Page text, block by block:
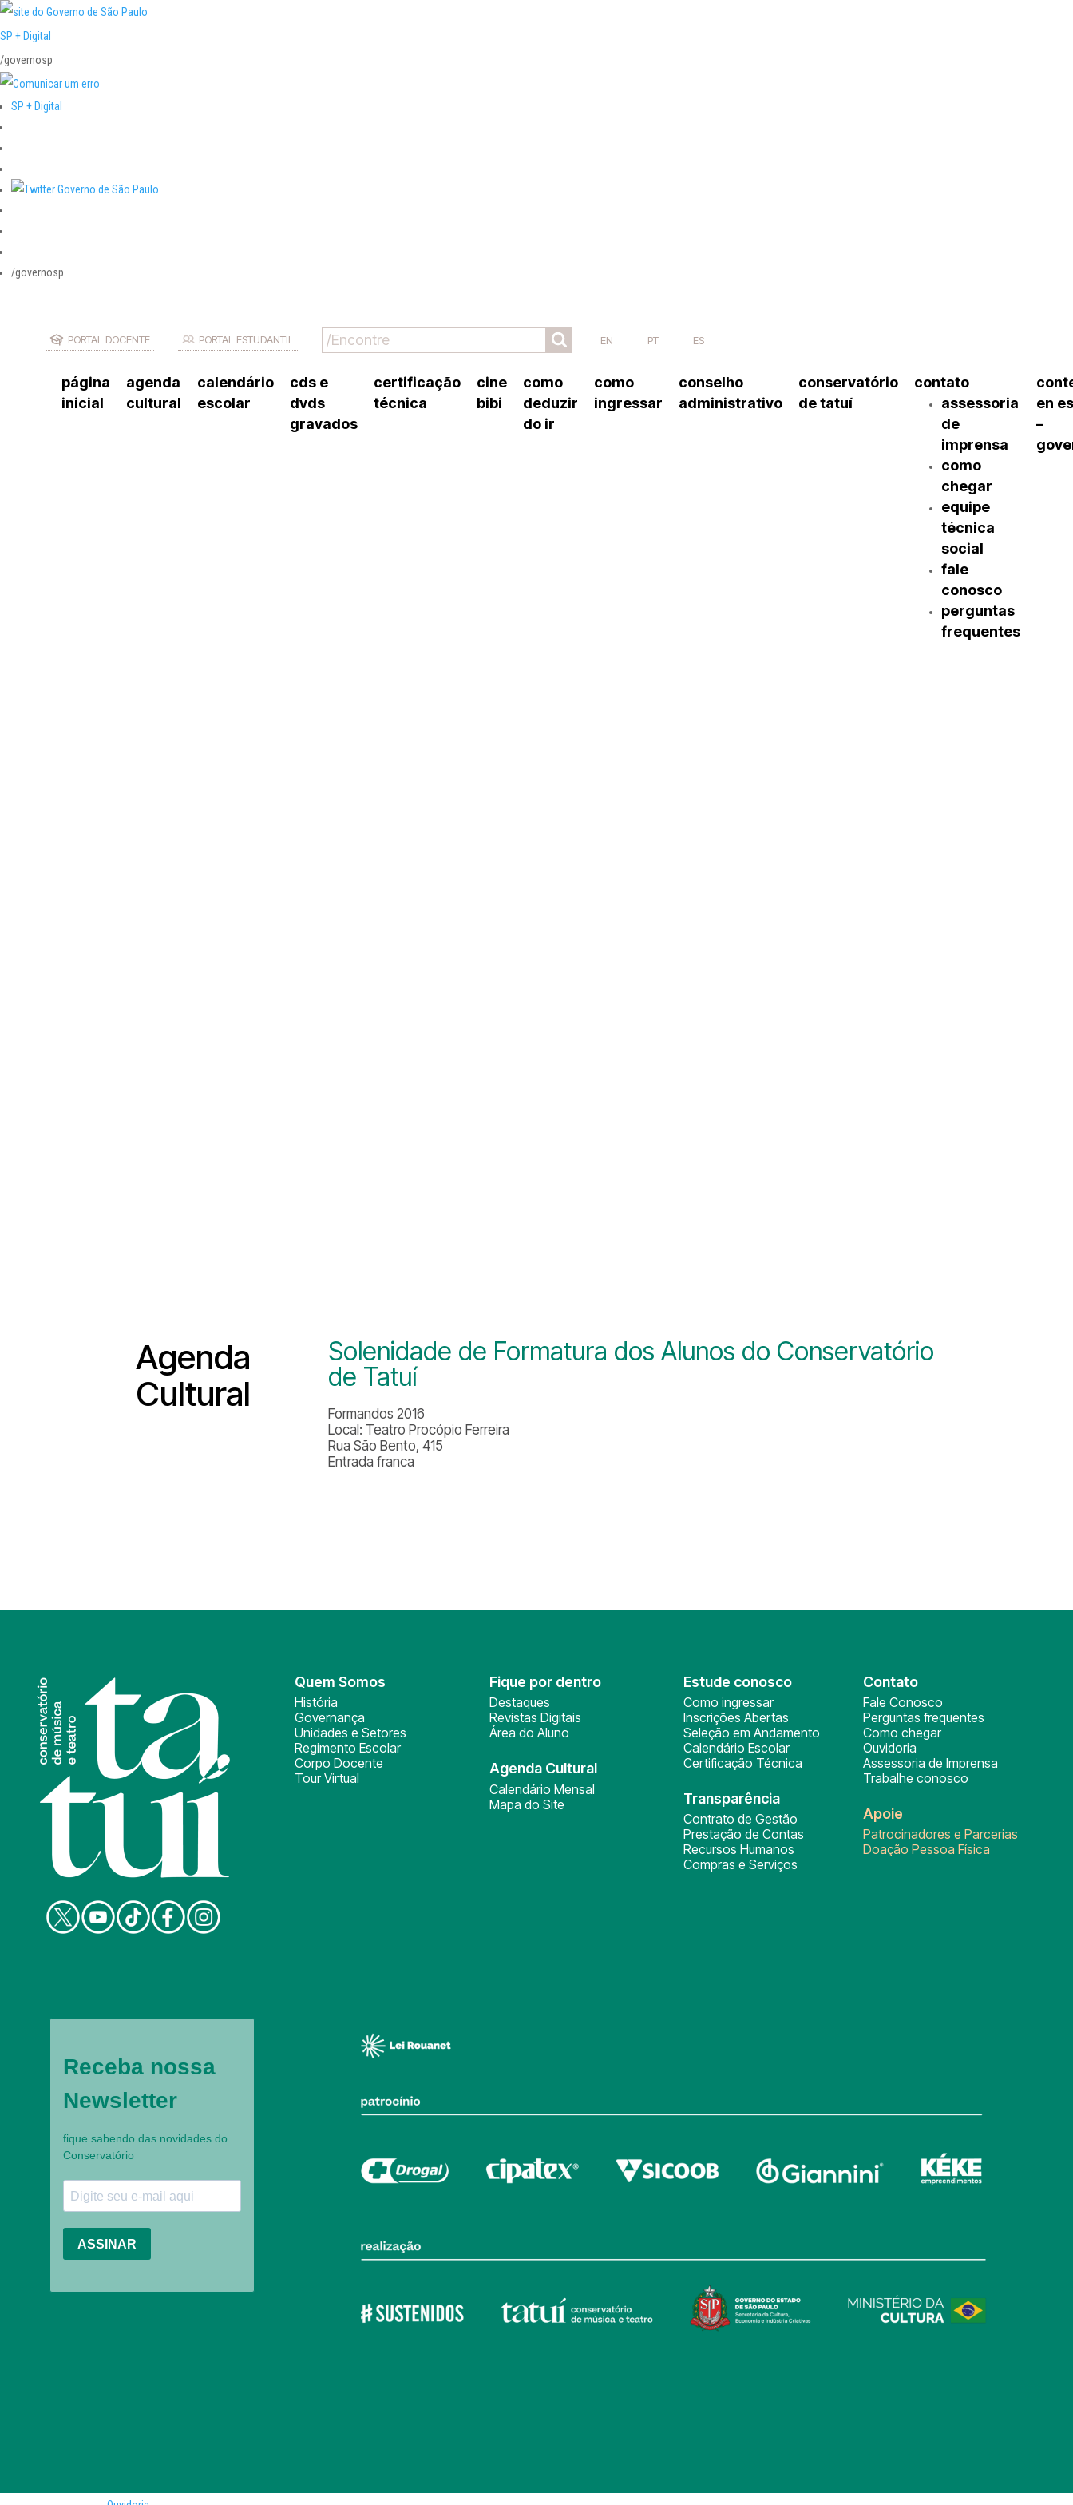
SP + Digital
/governosp
SP + Digital
/governosp
PORTAL DOCENTE PORTAL ESTUDANTIL EN PT ES
página
inicial
agenda
cultural
calendário
escolar
cds e
dvds
gravados
certificação
técnica
cine
bibi
como
deduzir
do ir
como
ingressar
conselho
administrativo
conservatório
de tatuí
contato
assessoria
de
imprensa
como
chegar
equipe
técnica
social
fale
conosco
perguntas
frequentes
en
–
Agenda
Cultural
Solenidade de Formatura dos Alunos do Conservatório
de Tatuí
Formandos 2016
Local: Teatro Procópio Ferreira
Rua São Bento, 415
Entrada franca
Quem Somos
História
Governança
Unidades e Setores
Regimento Escolar
Corpo Docente
Tour Virtual
Fique por dentro
Destaques
Revistas Digitais
Área do Aluno
Agenda Cultural
Calendário Mensal
Mapa do Site
Estude conosco
Como ingressar
Inscrições Abertas
Seleção em Andamento
Calendário Escolar
Certificação Técnica
Transparência
Contrato de Gestão
Prestação de Contas
Recursos Humanos
Compras e Serviços
Contato
Fale Conosco
Perguntas frequentes
Como chegar
Ouvidoria
Assessoria de Imprensa
Trabalhe conosco
Apoie
Patrocinadores e Parcerias
Doação Pessoa Física